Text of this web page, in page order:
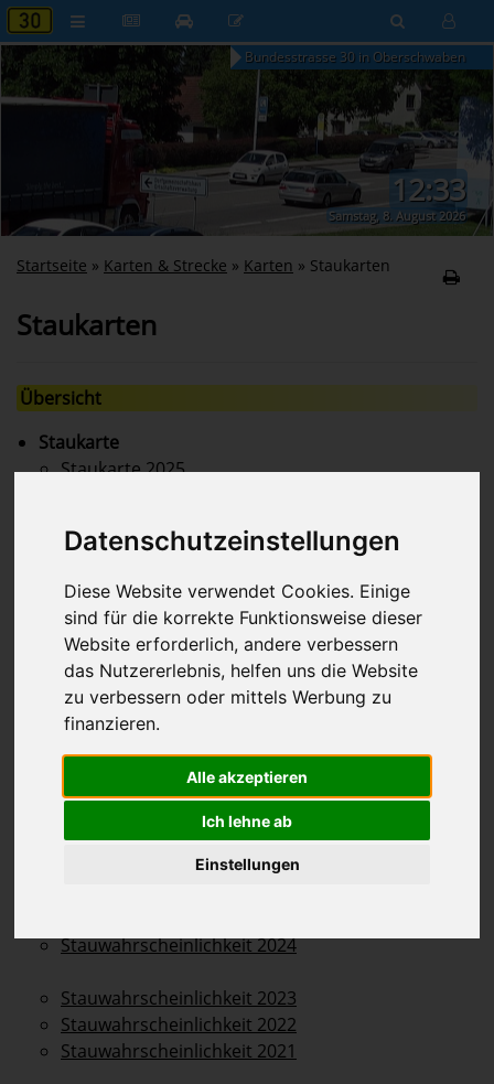
Datenschutzeinstellungen
Diese Website verwendet Cookies. Einige
sind für die korrekte Funktionsweise dieser
Website erforderlich, andere verbessern
das Nutzererlebnis, helfen uns die Website
zu verbessern oder mittels Werbung zu
finanzieren.
Alle akzeptieren
Ich lehne ab
Einstellungen
Bundesstrasse 30 in Oberschwaben
12:33
Samstag, 8. August 2026
Startseite » Karten & Strecke » Karten » Staukarten
Staukarten
Übersicht
Staukarte
Staukarte 2025
Staukarte 2023
Staukarte 2021
Staukarte 2020
Staukarte 2019
Staukarte 2018
Staukarte 2017
Stauwahrscheinlichkeit 2024
Stauwahrscheinlichkeit 2023
Stauwahrscheinlichkeit 2022
Stauwahrscheinlichkeit 2021